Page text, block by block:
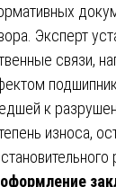
Эксперт
связи,
к
износа,